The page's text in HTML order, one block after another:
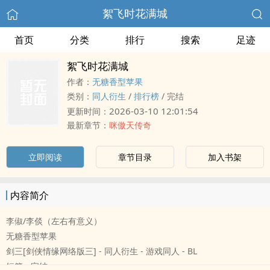
絮飞时花满城
首页 分类 排行 搜索 足迹
絮飞时花满城
作者： 无糖香型苹果
类别： ‎‍‌同‌‎人‌衍生 / 排行榜 / 完结
更新时间： 2026-03-10 12:01:54
最新章节： 咪傲天传奇
立即阅读 章节目录 加入书架
内容简介
李俶/李倓（左右有意义）
无糖香型苹果
剑三[剑侠情缘网络版三] - ‎‍‌同‌‎人‌衍生 - 游戏‎‍‌同‌‎人‌ - BL
短篇 - 完结